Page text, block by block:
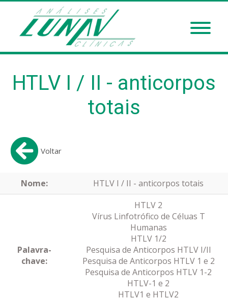
HTLV I / II - anticorpos
totais
Voltar
Nome: HTLV I / II - anticorpos totais
Palavra-
chave:
HTLV 2
Vírus Linfotrófico de Céluas T
Humanas
HTLV 1/2
Pesquisa de Anticorpos HTLV I/II
Pesquisa de Anticorpos HTLV 1 e 2
Pesquisa de Anticorpos HTLV 1-2
HTLV-1 e 2
HTLV1 e HTLV2